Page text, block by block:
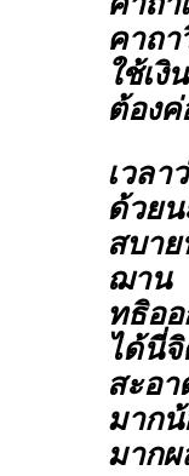
คาถา
ใช้เ
ต้องค่
เวลา
ด้วย
สบา
ฌาน
ทธิอ
ได้นี่
สะอ
มาก
มากผ